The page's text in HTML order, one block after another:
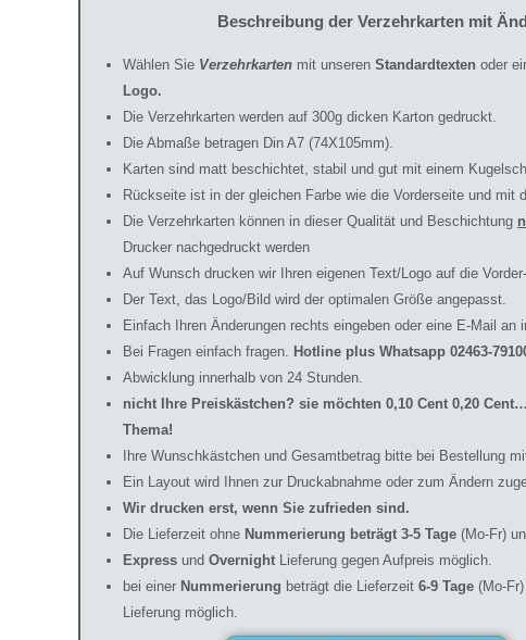
Beschreibung der Verzehrkarten mit
Wählen Sie Verzehrkarten mit unseren Standardtexten oder
Logo.
Die Verzehrkarten werden auf 300g dicken Karton gedruckt.
Die Abmaße betragen Din A7 (74X105mm).
Karten sind matt beschichtet, stabil und gut mit einem
Rückseite ist in der gleichen Farbe wie die Vorderseite und mit
Die Verzehrkarten können in dieser Qualität und Beschichtung
Drucker nachgedruckt werden
Auf Wunsch drucken wir Ihren eigenen Text/Logo auf die
Der Text, das Logo/Bild wird der optimalen Größe angepasst.
Einfach Ihren Änderungen rechts eingeben oder eine E-Mail an
Bei Fragen einfach fragen.
Hotline plus Whatsapp 02463-
Abwicklung innerhalb von 24 Stunden.
nicht Ihre Preiskästchen? sie möchten 0,10 Cent 0,20
Thema!
Ihre Wunschkästchen und Gesamtbetrag bitte bei Bestellung
Ein Layout wird Ihnen zur Druckabnahme oder zum Ändern
Wir drucken erst, wenn Sie zufrieden sind.
Die Lieferzeit ohne Nummerierung beträgt 3-5 Tage (Mo-Fr)
Express und Overnight Lieferung gegen Aufpreis möglich.
bei einer Nummerierung beträgt die Lieferzeit 6-9 Tage (Mo-
Lieferung möglich.